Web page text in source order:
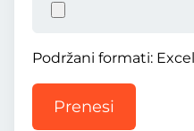
Podržani formati:
Prenesi